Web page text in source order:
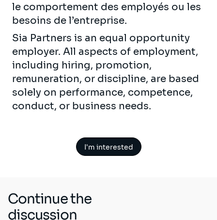
le comportement des employés ou les
besoins de l’entreprise.
Sia Partners is an equal opportunity
employer. All aspects of employment,
including hiring, promotion,
remuneration, or discipline, are based
solely on performance, competence,
conduct, or business needs.
I'm interested
Continue the
discussion